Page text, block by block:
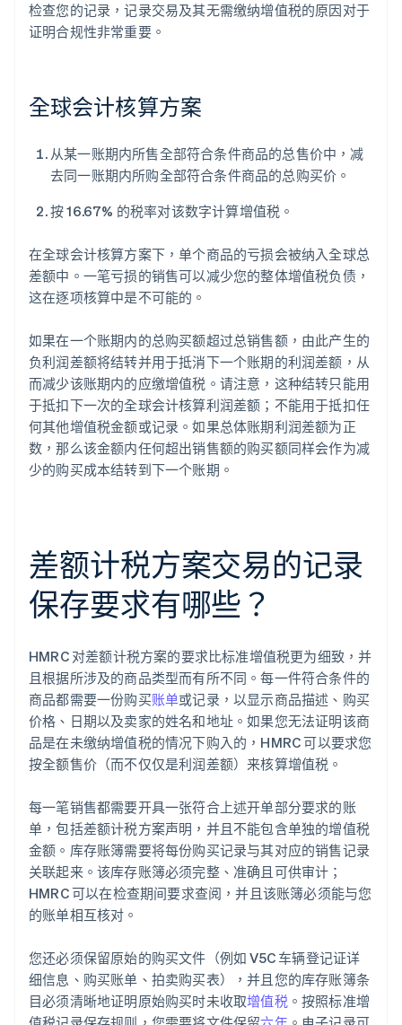
检查您的记录，记录交易及其无需缴纳增值税的原因对于
证明合规性非常重要。
全球会计核算方案
从某一账期内所售全部符合条件商品的总售价中，减
去同一账期内所购全部符合条件商品的总购买价。
按 16.67% 的税率对该数字计算增值税。
在全球会计核算方案下，单个商品的亏损会被纳入全球总
差额中。一笔亏损的销售可以减少您的整体增值税负债，
这在逐项核算中是不可能的。
如果在一个账期内的总购买额超过总销售额，由此产生的
负利润差额将结转并用于抵消下一个账期的利润差额，从
而减少该账期内的应缴增值税。请注意，这种结转只能用
于抵扣下一次的全球会计核算利润差额；不能用于抵扣任
何其他增值税金额或记录。如果总体账期利润差额为正
数，那么该金额内任何超出销售额的购买额同样会作为减
少的购买成本结转到下一个账期。
差额计税方案交易的记录
保存要求有哪些？
HMRC 对差额计税方案的要求比标准增值税更为细致，并
且根据所涉及的商品类型而有所不同。每一件符合条件的
商品都需要一份购买账单或记录，以显示商品描述、购买
价格、日期以及卖家的姓名和地址。如果您无法证明该商
品是在未缴纳增值税的情况下购入的，HMRC 可以要求您
按全额售价（而不仅仅是利润差额）来核算增值税。
每一笔销售都需要开具一张符合上述开单部分要求的账
单，包括差额计税方案声明，并且不能包含单独的增值税
金额。库存账簿需要将每份购买记录与其对应的销售记录
关联起来。该库存账簿必须完整、准确且可供审计；
HMRC 可以在检查期间要求查阅，并且该账簿必须能与您
的账单相互核对。
您还必须保留原始的购买文件（例如 V5C 车辆登记证详
细信息、购买账单、拍卖购买表），并且您的库存账簿条
目必须清晰地证明原始购买时未收取增值税。按照标准增